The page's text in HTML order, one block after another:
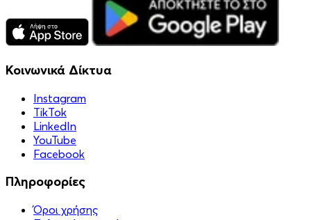
Κοινωνικά Δίκτυα
Instagram
TikTok
LinkedIn
YouTube
Facebook
Πληροφορίες
Όροι χρήσης